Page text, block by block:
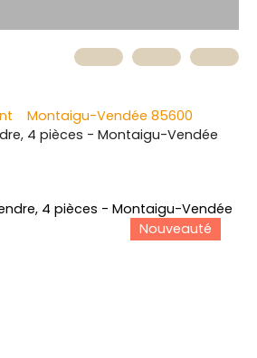
Montaigu-Vendée 85600
4 pièces - Montaigu-Vendée
Nouveauté